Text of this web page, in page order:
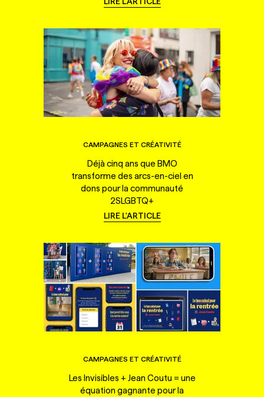
CAMPAGNES ET CRÉATIVITÉ
Déjà cinq ans que BMO
transforme des arcs-en-ciel en
dons pour la communauté
2SLGBTQ+
LIRE L'ARTICLE
CAMPAGNES ET CRÉATIVITÉ
Les Invisibles + Jean Coutu = une
équation gagnante pour la